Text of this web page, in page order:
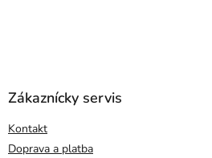
Zákaznícky servis
Kontakt
Doprava a platba